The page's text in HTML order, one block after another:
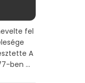
fel
A
ben ...